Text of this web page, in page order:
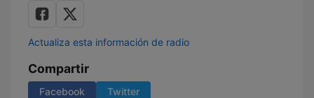
Actualiza esta información de radio
Compartir
Facebook Twitter